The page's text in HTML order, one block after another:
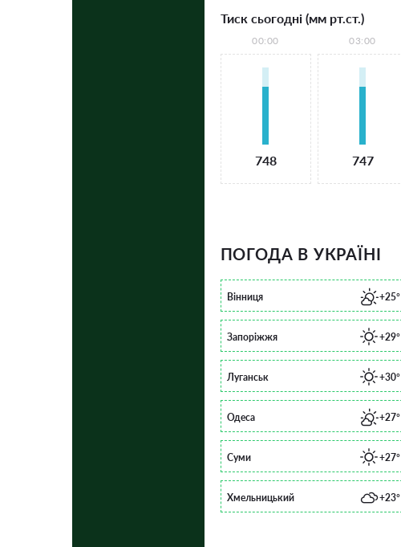
Тиск сьогодні (мм рт.ст.)
00:00
748
03:00
747
ПОГОДА В УКРАЇНІ
Вінниця +25°
Запоріжжя +29°
Луганськ +30°
Одеса +27°
Суми +27°
Хмельницький +23°